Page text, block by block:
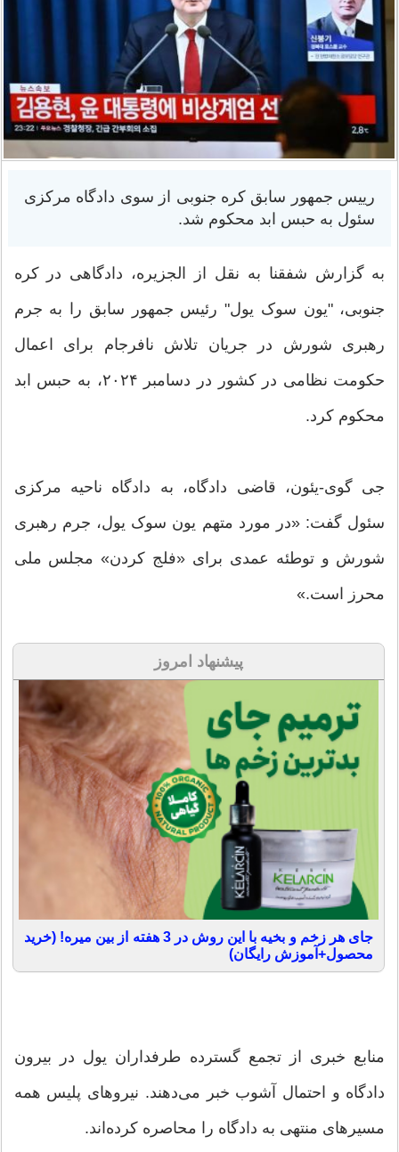
رییس جمهور سابق کره جنوبی از سوی دادگاه مرکزی
سئول به حبس ابد محکوم شد.
به گزارش شفقنا به نقل از الجزیره، دادگاهی در کره
جنوبی، "یون سوک یول" رئیس جمهور سابق را به جرم
رهبری شورش در جریان تلاش نافرجام برای اعمال
حکومت نظامی در کشور در دسامبر ۲۰۲۴، به حبس ابد
محکوم کرد.
جی گوی-یئون، قاضی دادگاه، به دادگاه ناحیه مرکزی
سئول گفت: «در مورد متهم یون سوک یول، جرم رهبری
شورش و توطئه‌ عمدی برای «فلج کردن» مجلس ملی
محرز است.»
پیشنهاد امروز
جای هر زخم و بخیه با این روش در 3 هفته از بین میره! (خرید
محصول+آموزش رایگان)
منابع خبری از تجمع گسترده طرفداران یول در بیرون
دادگاه و احتمال آشوب خبر می‌دهند. نیروهای پلیس همه
مسیرهای منتهی به دادگاه را محاصره کرده‌اند.